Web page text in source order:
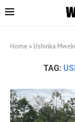
Home » Ushirika
TAG: